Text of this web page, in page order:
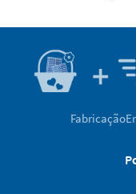
Fabricação